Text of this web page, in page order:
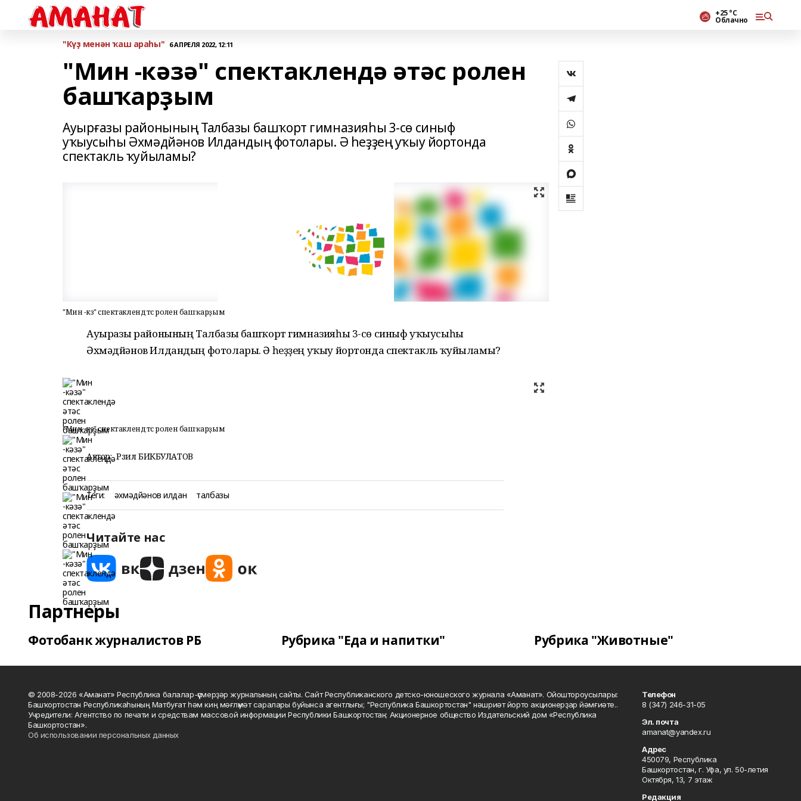
+25 °С
Облачно
"Күҙ менән ҡаш араһы" 6 АПРЕЛЯ 2022, 12:11
"Мин -кәзә" спектаклендә әтәс ролен
башҡарҙым
Ауырғазы районының Талбазы башҡорт гимназияһы 3-сө синыф
уҡыусыһы Әхмәдйәнов Илдандың фотолары. Ә һеҙҙең уҡыу йортонда
спектакль ҡуйыламы?
"Мин -кәзә" спектаклендә әтәс ролен башҡарҙым
Ауырғазы районының Талбазы башҡорт гимназияһы 3-сө синыф уҡыусыһы
Әхмәдйәнов Илдандың фотолары. Ә һеҙҙең уҡыу йортонда спектакль ҡуйыламы?
"Мин -кәзә" спектаклендә әтәс ролен башҡарҙым
Автор: Рәзил БИКБУЛАТОВ
Теги: әхмәдйәнов илдан талбазы
Читайте нас
Партнеры
Фотобанк журналистов РБ Рубрика "Еда и напитки" Рубрика "Животные"
© 2008-2026 «Аманат» Республика балалар-үҫмерҙәр журналының сайты. Сайт Республиканского детско-юношеского журнала «Аманат». Ойоштороусылары:
Башҡортостан Республикаһының Матбуғат һәм киң мәғлүмәт саралары буйынса агентлығы; "Республика Башкортостан" нәшриәт йорто акционерҙар йәмғиәте..
Учредители: Агентство по печати и средствам массовой информации Республики Башкортостан; Акционерное общество Издательский дом «Республика
Башкортостан».
Об использовании персональных данных
Телефон
8 (347) 246-31-05
Эл. почта
amanat@yandex.ru
Адрес
450079, Республика
Башкортостан, г. Уфа, ул. 50-летия
Октября, 13, 7 этаж
Редакция